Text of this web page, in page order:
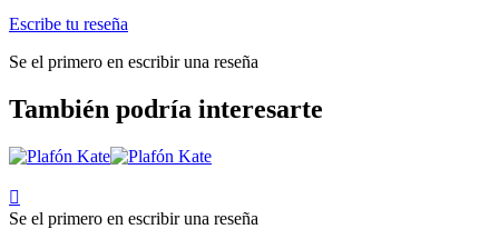
Escribe tu reseña
Se el primero en escribir una reseña
También podría interesarte

Se el primero en escribir una reseña